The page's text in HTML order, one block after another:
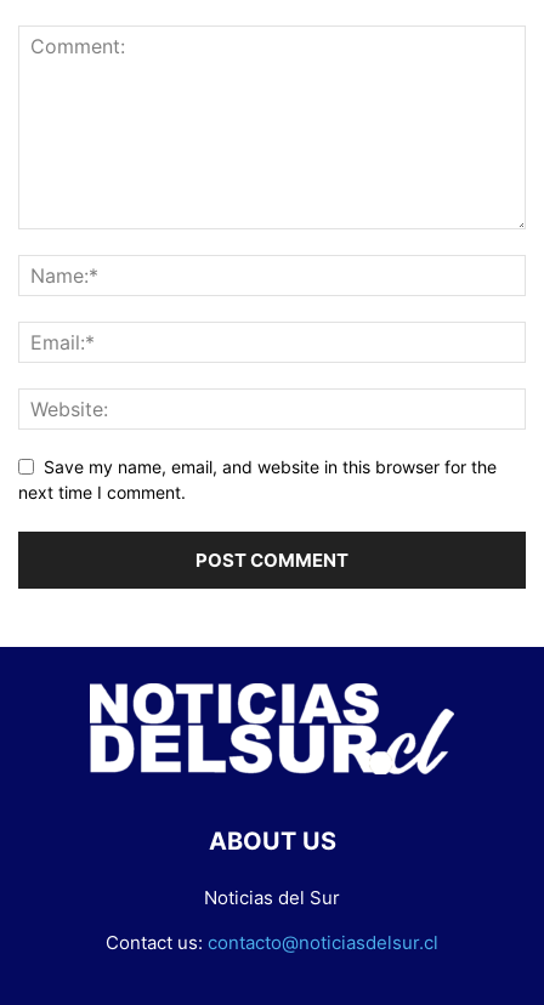
Save my name, email, and website in this browser for the
next time I comment.
ABOUT US
Noticias del Sur
Contact us: contacto@noticiasdelsur.cl